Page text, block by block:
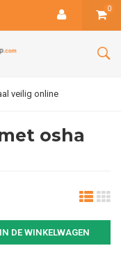
0
veilig online
osha
DE WINKELWAGEN